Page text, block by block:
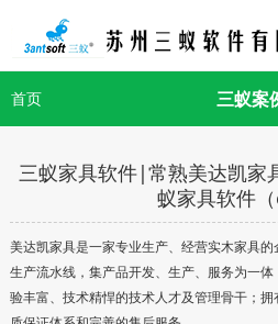
首页 三蚁案
三蚁家具软件|常熟美达凯家
蚁家具软件（
美达凯家具是一家专业生产、经营实木家具
生产流水线，集产品开发、生产、服务为一
验丰富、技术精悍的技术人才及管理骨干；